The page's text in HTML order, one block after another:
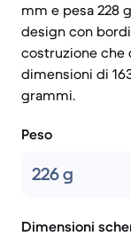
mm e pesa 228
design con
costruzione che
dimensioni di
grammi.
Peso
226 g
Dimensioni